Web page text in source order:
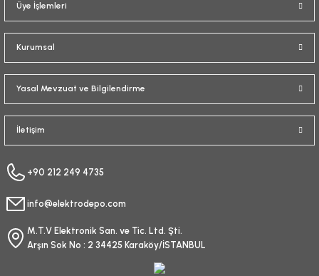
Üye İşlemleri
Kurumsal
Yasal Mevzuat ve Bilgilendirme
İletişim
+90 212 249 4735
info@elektrodepo.com
M.T.V Elektronik San. ve Tic. Ltd. Şti.
Arşın Sok No : 2 34425 Karaköy/İSTANBUL